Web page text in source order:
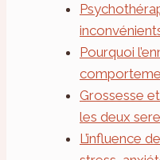
Pourquoi
Grossesse
les deux
L’influence